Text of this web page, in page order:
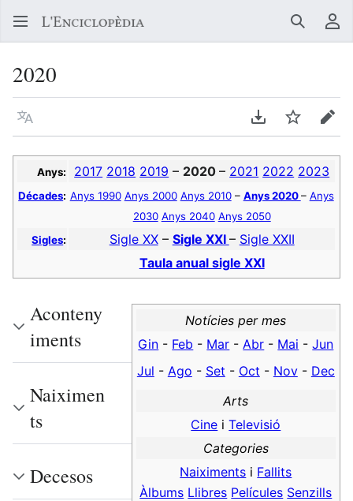
Buscar
2020
Llegir en un atre idioma Descarregar en
Vigilar
Anys: 2017 2018 2019 – 2020– 2021 2022 2023
Décades: Anys 1990 Anys 2000 Anys 2010– Anys 2020– Anys
2030 Anys 2040 Anys 2050
Sigles: Sigle XX– Sigle XXI – Sigle XXII
Taula anual sigle XXI
Notícies per mes
Gin - Feb - Mar - Abr - Mai -Jun
Jul - Ago - Set - Oct - Nov- Dec
Arts
Cine iTelevisió
Categories
Naiximents i Fallits
Àlbums Llibres Películes Senzills
Aconteny
iments
Naiximen
ts
Decesos